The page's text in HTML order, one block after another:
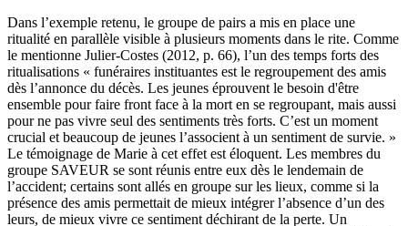
Dans l’exemple retenu, le groupe de pairs a mis en place une
ritualité en parallèle visible à plusieurs moments dans le rite. Comme
le mentionne Julier-Costes (2012, p. 66), l’un des temps forts des
ritualisations « funéraires instituantes est le regroupement des amis
dès l’annonce du décès. Les jeunes éprouvent le besoin d'être
ensemble pour faire front face à la mort en se regroupant, mais aussi
pour ne pas vivre seul des sentiments très forts. C’est un moment
crucial et beaucoup de jeunes l’associent à un sentiment de survie. »
Le témoignage de Marie à cet effet est éloquent. Les membres du
groupe SAVEUR se sont réunis entre eux dès le lendemain de
l’accident; certains sont allés en groupe sur les lieux, comme si la
présence des amis permettait de mieux intégrer l’absence d’un des
leurs, de mieux vivre ce sentiment déchirant de la perte. Un